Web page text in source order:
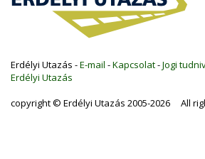
Erdélyi Utazás -E-mail -Kapcsolat-Jogi
Erdélyi Utazás
copyright © Erdélyi Utazás 2005-2026 All